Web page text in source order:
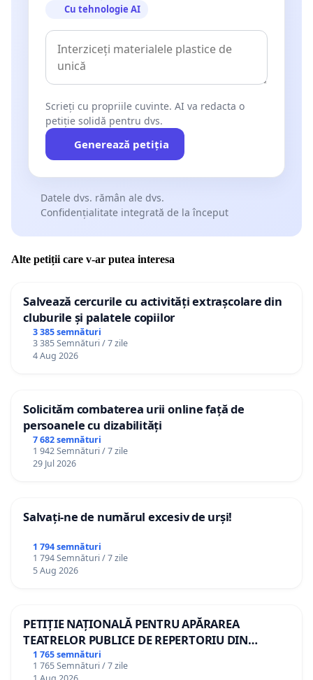
Cu tehnologie AI
Scrieți cu propriile cuvinte. AI va redacta o
petiție solidă pentru dvs.
Generează petiția
Datele dvs. rămân ale dvs.
Confidențialitate integrată de la început
Alte petiții care v-ar putea interesa
Salvează cercurile cu activități extrașcolare din
cluburile și palatele copiilor
3 385 semnături
3 385 Semnături / 7 zile
4 Aug 2026
Solicităm combaterea urii online față de
persoanele cu dizabilități
7 682 semnături
1 942 Semnături / 7 zile
29 Jul 2026
Salvați-ne de numărul excesiv de urși!
1 794 semnături
1 794 Semnături / 7 zile
5 Aug 2026
PETIȚIE NAȚIONALĂ PENTRU APĂRAREA
TEATRELOR PUBLICE DE REPERTORIU DIN
ROMÂNIA
1 765 semnături
1 765 Semnături / 7 zile